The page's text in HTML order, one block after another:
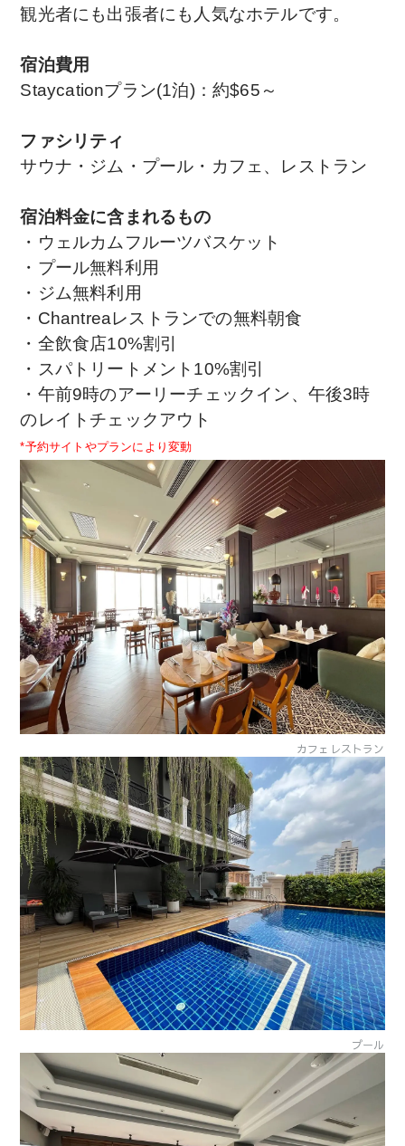
観光者にも出張者にも人気なホテルです。
宿泊費用
Staycationプラン(1泊)：約$65～
ファシリティ
サウナ・ジム・プール・カフェ、レストラン
宿泊料金に含まれるもの
・ウェルカムフルーツバスケット
・プール無料利用
・ジム無料利用
・Chantreaレストランでの無料朝食
・全飲食店10%割引
・スパトリートメント10%割引
・午前9時のアーリーチェックイン、午後3時
のレイトチェックアウト
*予約サイトやプランにより変動
カフェレストラン
プール